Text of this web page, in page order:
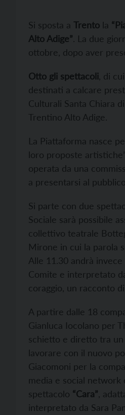
Si sposta a Trento la
Alto Adige”. La due
ottobre, dopo aver
Otto gli spettacoli, di
destinati a calcare
Culturali Santa Chiara
Trentino Alto Adige.
La Piattaforma nasce
loro proposte
operata da una
a presentarsi al
Si parte con due
Sociale sarà possibile
collettivo teatrale
Mirone in cui la parola
Alle 11.30 andrà invece
Comite e interpretato
coraggio, un racconto
A partire dalle 18
Gianluca Iocolano per
schietto e diretto tra un
lavorare con il nuovo
Giacomoni per la
media e social
spettacolo “Cara”,
interpretato da Sara